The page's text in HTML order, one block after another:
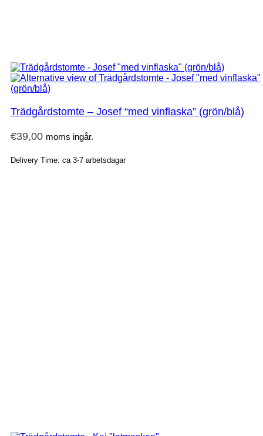
Trädgårdstomte – Josef “med vinflaska” (grön/blå)
€39,00 moms ingår.
Delivery Time: ca 3-7 arbetsdagar